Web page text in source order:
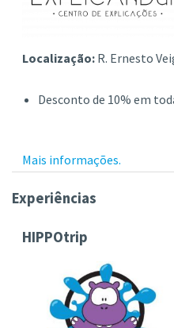
Localização:R. Ernesto
Desconto de 10% em
Mais informações.
Experiências
HIPPOtrip